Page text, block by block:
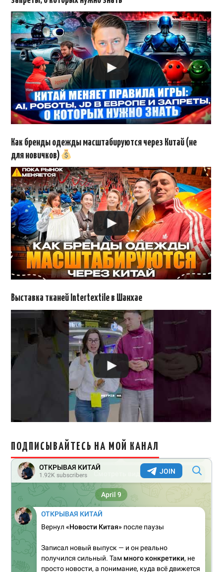
Как бренды одежды масштабируются через Китай (не
для новичков)
Выставка тканей Intertextile в Шанхае
ПОДПИСЫВАЙТЕСЬ НА МОЙ КАНАЛ